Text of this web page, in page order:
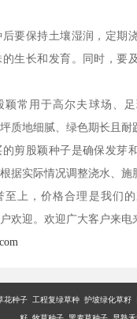
要保持土壤湿润，定期
生长和发育。同时，要
颖常用于高尔夫球场、
质地细腻、绿色期长且耐
剪股颖种子是确保发芽
据实际情况调整浇水、施
至上，价格合理是我们
欢迎。欢迎广大客户来电
花种子 工程复绿草种 护坡绿化草籽